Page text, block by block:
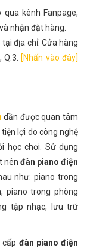
kênh Fanpage,
nhận đặt hàng.
địa chỉ: Cửa hàng
[Nhấn vào đây]
dần được quan tâm
lợi do công nghệ
học chơi. Sử dụng
nên đàn piano điện
như: piano trong
piano trong phòng
tập nhạc, lưu trữ
cấp đàn piano điện